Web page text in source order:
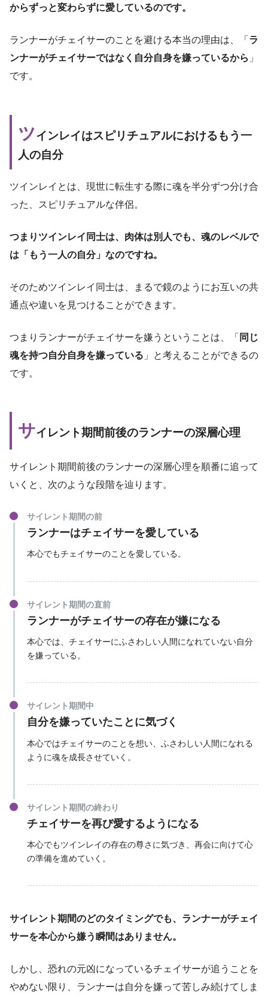
からずっと変わらずに愛しているのです。
ランナーがチェイサーのことを避ける本当の理由は、「 ラ
ンナーがチェイサーではなく自分自身を嫌っているから 」
です。
ツインレイはスピリチュアルにおけるもう一
人の自分
ツインレイとは、現世に転生する際に魂を半分ずつ分け合
った、スピリチュアルな伴侶。
つまりツインレイ同士は、肉体は別人でも、魂のレベルで
は「もう一人の自分」なのですね。
そのためツインレイ同士は、まるで鏡のようにお互いの共
通点や違いを見つけることができます。
つまりランナーがチェイサーを嫌うということは、「 同じ
魂を持つ自分自身を嫌っている 」と考えることができるの
です。
サイレント期間前後のランナーの深層心理
サイレント期間前後のランナーの深層心理を順番に追って
いくと、次のような段階を辿ります。
サイレント期間の前
ランナーはチェイサーを愛している
本心でもチェイサーのことを愛している。
サイレント期間の直前
ランナーがチェイサーの存在が嫌になる
本心では、チェイサーにふさわしい人間になれていない自分
を嫌っている。
サイレント期間中
自分を嫌っていたことに気づく
本心ではチェイサーのことを想い、ふさわしい人間になれる
ように魂を成長させていく。
サイレント期間の終わり
チェイサーを再び愛するようになる
本心でもツインレイの存在の尊さに気づき、再会に向けて心
の準備を進めていく。
サイレント期間のどのタイミングでも、ランナーがチェイ
サーを本心から嫌う瞬間はありません。
しかし、恐れの元凶になっているチェイサーが追うことを
やめない限り、ランナーは自分を嫌って苦しみ続けてしま